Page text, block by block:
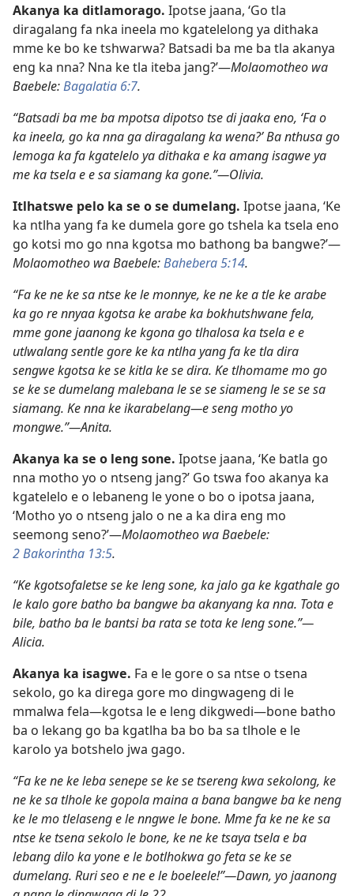
Akanya ka ditlamorago. Ipotse jaana, ‘Go tla
diragalang fa nka ineela mo kgatelelong ya dithaka
mme ke bo ke tshwarwa? Batsadi ba me ba tla akanya
eng ka nna? Nna ke tla iteba jang?’—Molaomotheo wa
Baebele:Bagalatia 6:7.
“Batsadi ba me ba mpotsa dipotso tse di jaaka eno, ‘Fa o
ka ineela, go ka nna ga diragalang ka wena?’ Ba nthusa go
lemoga ka fa kgatelelo ya dithaka e ka amang isagwe ya
me ka tsela e e sa siamang ka gone.”—Olivia.
Itlhatswe pelo ka se o se dumelang. Ipotse jaana, ‘Ke
ka ntlha yang fa ke dumela gore go tshela ka tsela eno
go kotsi mo go nna kgotsa mo bathong ba bangwe?’—
Molaomotheo wa Baebele:Bahebera 5:14.
“Fa ke ne ke sa ntse ke le monnye, ke ne ke a tle ke arabe
ka go re nnyaa kgotsa ke arabe ka bokhutshwane fela,
mme gone jaanong ke kgona go tlhalosa ka tsela e e
utlwalang sentle gore ke ka ntlha yang fa ke tla dira
sengwe kgotsa ke se kitla ke se dira. Ke tlhomame mo go
se ke se dumelang malebana le se se siameng le se se sa
siamang. Ke nna ke ikarabelang—e seng motho yo
mongwe.”—Anita.
Akanya ka se o leng sone. Ipotse jaana, ‘Ke batla go
nna motho yo o ntseng jang?’ Go tswa foo akanya ka
kgatelelo e o lebaneng le yone o bo o ipotsa jaana,
‘Motho yo o ntseng jalo o ne a ka dira eng mo
seemong seno?’—Molaomotheo wa Baebele:
2 Bakorintha 13:5.
“Ke kgotsofaletse se ke leng sone, ka jalo ga ke kgathale go
le kalo gore batho ba bangwe ba akanyang ka nna. Tota e
bile, batho ba le bantsi ba rata se tota ke leng sone.”—
Alicia.
Akanya ka isagwe. Fa e le gore o sa ntse o tsena
sekolo, go ka direga gore mo dingwageng di le
mmalwa fela—kgotsa le e leng dikgwedi—bone batho
ba o lekang go ba kgatlha ba bo ba sa tlhole e le
karolo ya botshelo jwa gago.
“Fa ke ne ke leba senepe se ke se tsereng kwa sekolong, ke
ne ke sa tlhole ke gopola maina a bana bangwe ba ke neng
ke le mo tlelaseng e le nngwe le bone. Mme fa ke ne ke sa
ntse ke tsena sekolo le bone, ke ne ke tsaya tsela e ba
lebang dilo ka yone e le botlhokwa go feta se ke se
dumelang. Ruri seo e ne e le boeleele!”—Dawn, yo jaanong